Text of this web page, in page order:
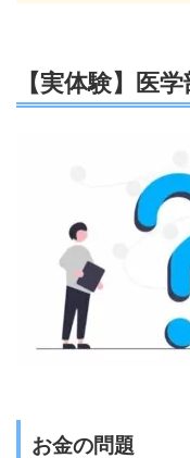
【実体験】医
お金の問題